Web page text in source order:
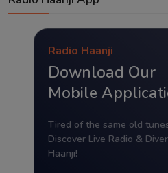
Radio Haanji
Download Our
Mobile
Tired of the same old
Discover Live Radio &
Haanji!